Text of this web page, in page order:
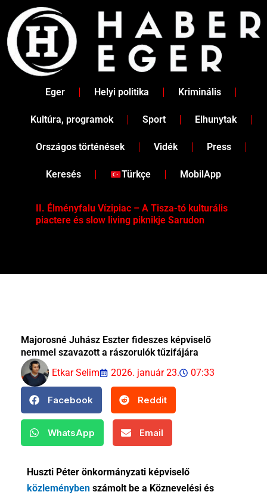
content
Eger Helyi politika Kriminális
Kultúra, programok Sport Elhunytak
Országos történések Vidék Press
Keresés Türkçe MobilApp
II. Élményfalu Vízipiac – A Tisza-tó kulturális
piactere és slow living piknikje Sarudon
Majorosné Juhász Eszter fideszes képviselő
nemmel szavazott a rászorulók tűzifájára
Etkar Selim
2026. január 23. 07:33
Facebook Reddit
WhatsApp Email
Huszti Péter önkormányzati képviselő
közleményben számolt be a Köznevelési és